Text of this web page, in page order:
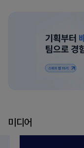
미디어